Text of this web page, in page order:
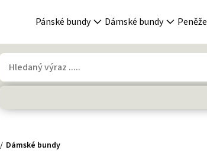
Pánské bundy Dámské bundy
Dámské bundy